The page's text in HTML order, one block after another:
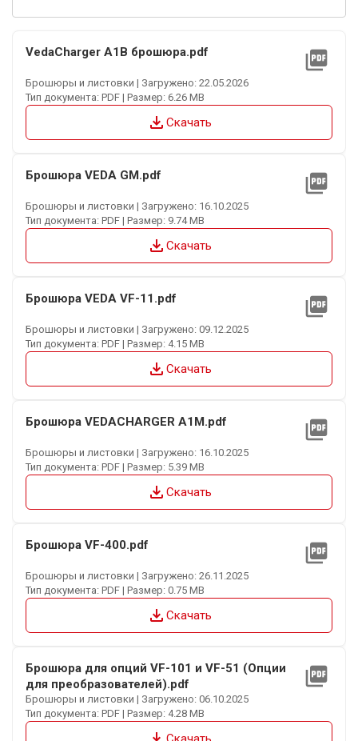
VedaCharger A1B брошюра.pdf picture_as_pdf
Брошюры и листовки | Загружено: 22.05.2026
Тип документа: PDF | Размер: 6.26 MB
file_download Скачать
Брошюра VEDA GM.pdf picture_as_pdf
Брошюры и листовки | Загружено: 16.10.2025
Тип документа: PDF | Размер: 9.74 MB
file_download Скачать
Брошюра VEDA VF-11.pdf picture_as_pdf
Брошюры и листовки | Загружено: 09.12.2025
Тип документа: PDF | Размер: 4.15 MB
file_download Скачать
Брошюра VEDACHARGER A1M.pdf picture_as_pdf
Брошюры и листовки | Загружено: 16.10.2025
Тип документа: PDF | Размер: 5.39 MB
file_download Скачать
Брошюра VF-400.pdf picture_as_pdf
Брошюры и листовки | Загружено: 26.11.2025
Тип документа: PDF | Размер: 0.75 MB
file_download Скачать
Брошюра для опций VF-101 и VF-51 (Опции
для преобразователей).pdf
picture_as_pdf
Брошюры и листовки | Загружено: 06.10.2025
Тип документа: PDF | Размер: 4.28 MB